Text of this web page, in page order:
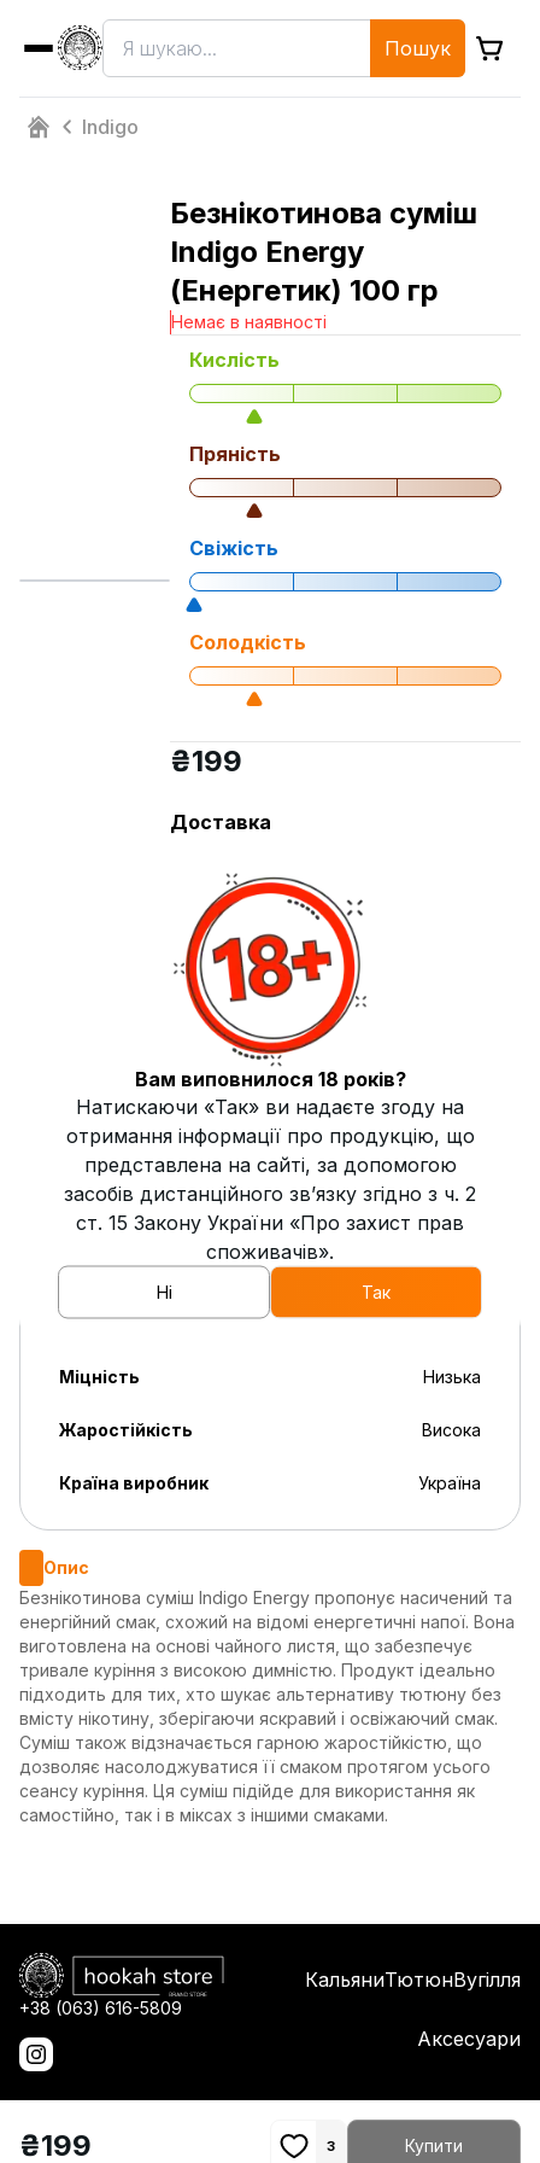
Пошук
Indigo
Безнікотинова суміш
Indigo Energy
(Енергетик) 100 гр
Немає в наявності
Кислість
Пряність
Свіжість
Солодкість
₴199
Доставка
Самовивіз із Нової Пошти
Кур'єр Нова пошта
Купити
Кислість
Пряність
Свіжість
Солодкість 2
Димність Висока
Міцність Низька
Жаростійкість Висока
Країна виробник Україна
Опис
Безнікотинова суміш Indigo Energy пропонує насичений та
енергійний смак, схожий на відомі енергетичні напої. Вона
виготовлена на основі чайного листя, що забезпечує
тривале куріння з високою димністю. Продукт ідеально
підходить для тих, хто шукає альтернативу тютюну без
вмісту нікотину, зберігаючи яскравий і освіжаючий смак.
Суміш також відзначається гарною жаростійкістю, що
дозволяє насолоджуватися її смаком протягом усього
сеансу куріння. Ця суміш підійде для використання як
самостійно, так і в міксах з іншими смаками.
₴199 3 Купити
+38 (063) 616-5809
КальяниТютюнВугілля
Аксесуари
Вам виповнилося 18 років?
Натискаючи «Так» ви надаєте згоду на
отримання інформації про продукцію, що
представлена на сайті, за допомогою
засобів дистанційного зв’язку згідно з ч. 2
ст. 15 Закону України «Про захист прав
споживачів».
Ні Так